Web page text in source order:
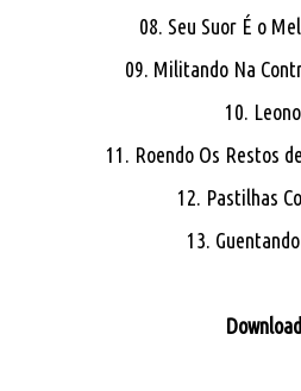
08. Seu Suor É o
09. Militando Na
10.
11. Roendo Os Restos
12. Pastilhas
13.